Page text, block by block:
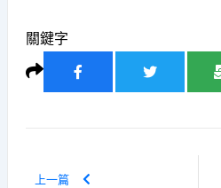
關鍵字
上一篇